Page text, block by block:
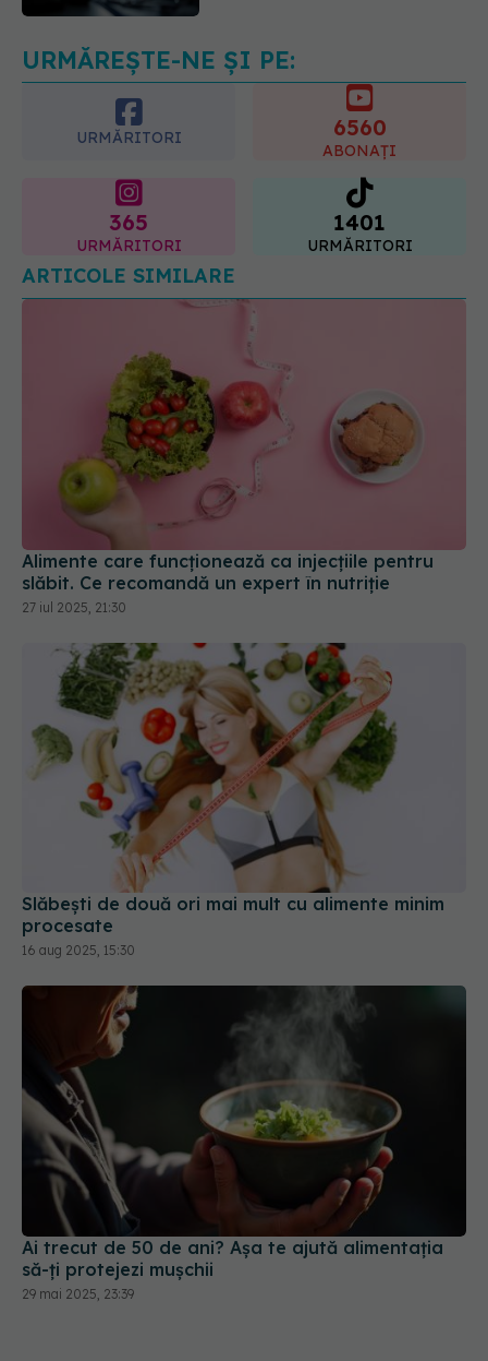
URMĂREȘTE-NE ȘI PE:
URMĂRITORI 6560
ABONAȚI
365
URMĂRITORI
1401
URMĂRITORI
ARTICOLE SIMILARE
Alimente care funcționează ca injecțiile pentru
slăbit. Ce recomandă un expert în nutriție
27 iul 2025, 21:30
Slăbești de două ori mai mult cu alimente minim
procesate
16 aug 2025, 15:30
Ai trecut de 50 de ani? Așa te ajută alimentația
să-ți protejezi mușchii
29 mai 2025, 23:39